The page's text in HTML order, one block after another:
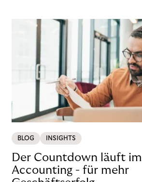
BLOG INSIGHTS
Der Countdown läuft im
Accounting - für mehr